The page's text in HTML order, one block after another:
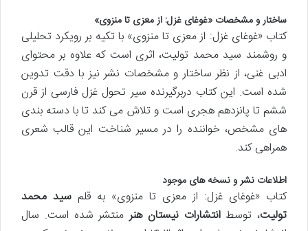
ساختار و مشخصات «غوغای غزل: از معزی تا منزوی»
کتاب «غوغای غزل: از معزی تا منزوی» با تکیه بر رویکرد تحلیلی
و روشمند سید محمد تولیت، اثری است که علاوه بر محتوای
ادبی غنی، از نظر ساختار و مشخصات نشر نیز با دقت تدوین
شده است. این کتاب دربرگیرنده سیر تحول غزل فارسی از قرن
ششم تا پانزدهم هجری است و تلاش می کند تا با دسته بندی
های مشخص، خواننده را در مسیر شناخت این قالب شعری
همراهی کند.
اطلاعات نشر و نسخه های موجود
کتاب «غوغای غزل: از معزی تا منزوی» به قلم سید محمد
تولیت، توسطانتشارات نیستان هنرمنتشر شده است. سال